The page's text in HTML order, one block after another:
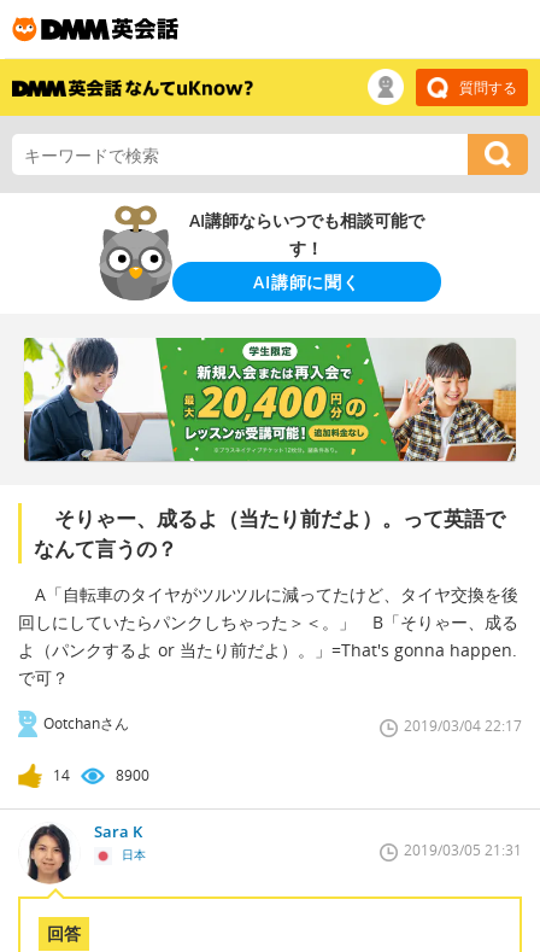
質問する
AI講師ならいつでも相談可能で
す！
AI講師に聞く
そりゃー、成るよ（当たり前だよ）。って英語で
なんて言うの？
A「自転車のタイヤがツルツルに減ってたけど、タイヤ交換を後
回しにしていたらパンクしちゃった＞＜。」 B「そりゃー、成る
よ（パンクするよ or 当たり前だよ）。」=That's gonna happen.
で可？
Ootchanさん 2019/03/04 22:17
14 8900
Sara K
日本 2019/03/05 21:31
回答